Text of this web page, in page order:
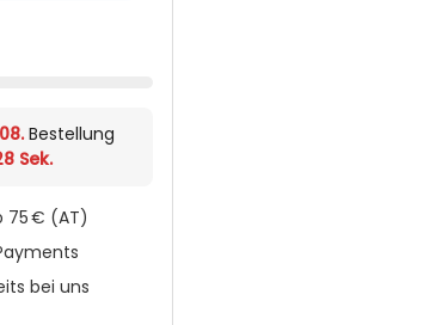
Bestellung
Sek.
75 € (AT)
bei uns